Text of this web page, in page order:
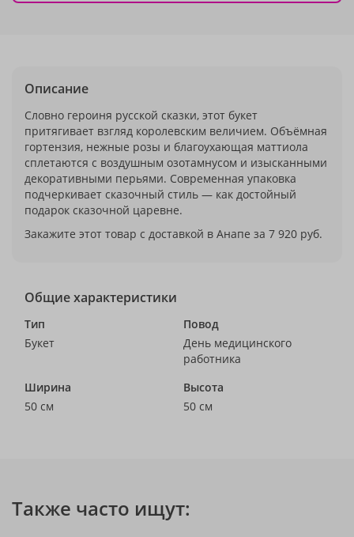
Описание
Словно героиня русской сказки, этот букет
притягивает взгляд королевским величием. Объёмная
гортензия, нежные розы и благоухающая маттиола
сплетаются с воздушным озотамнусом и изысканными
декоративными перьями. Современная упаковка
подчеркивает сказочный стиль — как достойный
подарок сказочной царевне.
Закажите этот товар с доставкой в Анапе за 7 920 руб.
Общие характеристики
Тип
Букет
Повод
День медицинского
работника
Ширина
50 см
Высота
50 см
Также часто ищут: